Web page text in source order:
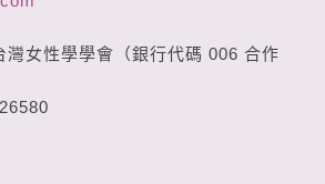
灣女性學學會（銀行代碼 006 合作